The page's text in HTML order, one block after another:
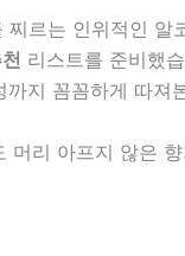
르는 인위적인 알
리스트를 준비했
지 꼼꼼하게 따져
머리 아프지 않은